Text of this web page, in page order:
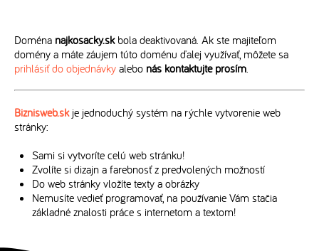
Doména najkosacky.skbola deaktivovaná. Ak ste majiteľom
domény a máte záujem túto doménu ďalej využívať, môžete sa
prihlásiť do objednávky alebo nás kontaktujte prosím.
Biznisweb.skje jednoduchý systém na rýchle vytvorenie web
stránky:
Sami si vytvoríte celú web stránku!
Zvolíte si dizajn a farebnosť z predvolených možností
Do web stránky vložíte texty a obrázky
Nemusíte vedieť programovať, na používanie Vám stačia
základné znalosti práce s internetom a textom!